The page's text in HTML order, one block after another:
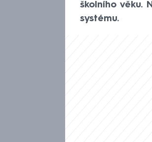
školního věku.
systému.